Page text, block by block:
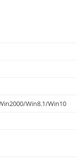
Win8.1/Win10